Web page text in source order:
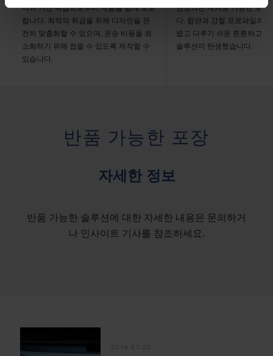
격과 거친 취급으로부터 제품을 쉽게 보호
합니다. 최적의 취급을 위해 디자인을 완
전히 맞춤화할 수 있으며, 운송 비용을 최
소화하기 위해 접을 수 있도록 제작할 수
있습니다.
권장되는 재사용 가능한 포장
다. 합판과 강철 프로파일의
볍고 다루기 쉬운 튼튼하고
솔루션이 탄생했습니다.
반품 가능한 포장
자세한 정보
반품 가능한 솔루션에 대한 자세한 내용은 문의하거
나 인사이트 기사를 참조하세요.
2016.07.25